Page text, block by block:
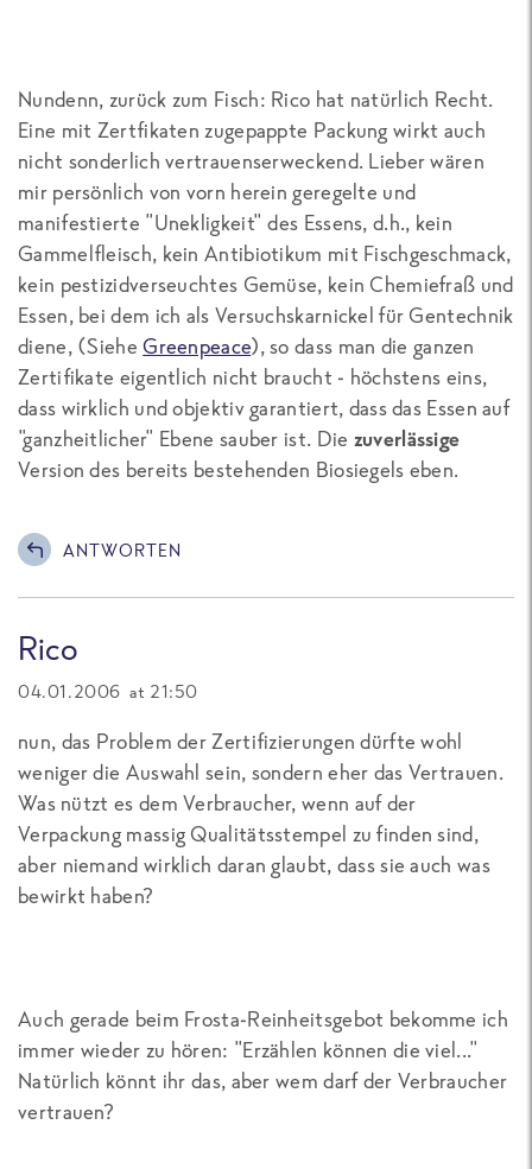
Nundenn, zurück zum Fisch: Rico hat natürlich Recht.
Eine mit Zertfikaten zugepappte Packung wirkt auch
nicht sonderlich vertrauenserweckend. Lieber wären
mir persönlich von vorn herein geregelte und
manifestierte "Unekligkeit" des Essens, d.h., kein
Gammelfleisch, kein Antibiotikum mit Fischgeschmack,
kein pestizidverseuchtes Gemüse, kein Chemiefraß und
Essen, bei dem ich als Versuchskarnickel für Gentechnik
diene, (SieheGreenpeace), so dass man die ganzen
Zertifikate eigentlich nicht braucht - höchstens eins,
dass wirklich und objektiv garantiert, dass das Essen auf
"ganzheitlicher" Ebene sauber ist. Die zuverlässige
Version des bereits bestehenden Biosiegels eben.
ANTWORTEN
Rico
04.01.2006 at 21:50
nun, das Problem der Zertifizierungen dürfte wohl
weniger die Auswahl sein, sondern eher das Vertrauen.
Was nützt es dem Verbraucher, wenn auf der
Verpackung massig Qualitätsstempel zu finden sind,
aber niemand wirklich daran glaubt, dass sie auch was
bewirkt haben?
Auch gerade beim Frosta-Reinheitsgebot bekomme ich
immer wieder zu hören: "Erzählen können die viel..."
Natürlich könnt ihr das, aber wem darf der Verbraucher
vertrauen?